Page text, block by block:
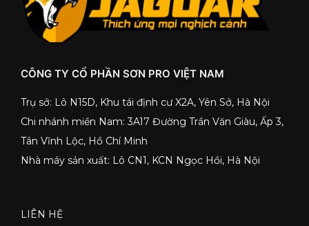
CÔNG TY CỔ PHẦN SƠN PRO VIỆT NAM
Trụ sở: Lô N15D, Khu tái định cư X2A, Yên Sở, Hà Nội
Chi nhánh miền Nam: 3A17 Đường Trần Văn Giàu, Ấp 3,
Tân Vĩnh Lộc, Hồ Chí Minh
Nhà máy sản xuất: Lô CN1, KCN Ngọc Hồi, Hà Nội
LIÊN HỆ